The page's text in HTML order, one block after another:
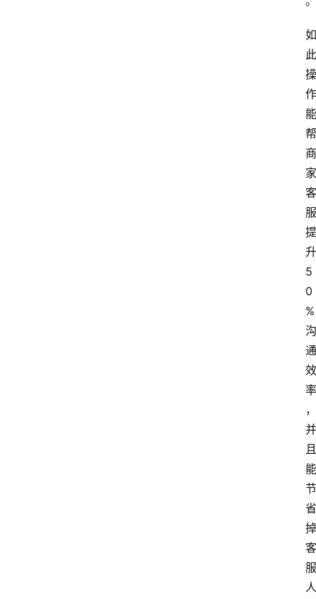
如
此
操
作
能
帮
商
家
客
服
提
升
5
0
%
沟
通
效
率
，
并
且
能
节
省
掉
客
服
人